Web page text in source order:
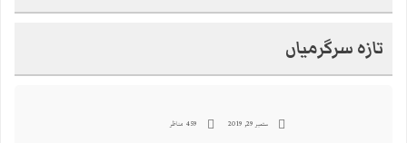
تازہ سرگرمیاں
ستمبر 29, 2019 459 مناظر